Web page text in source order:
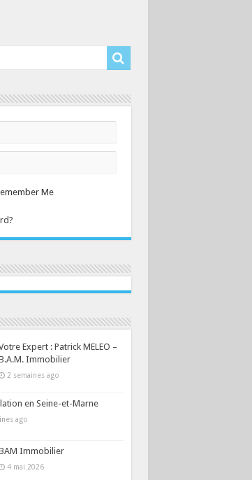
Me
Expert : Patrick MELEO –
Immobilier
2 semaines ago
en Seine-et-Marne
ago
Immobilier
4 mai 2026